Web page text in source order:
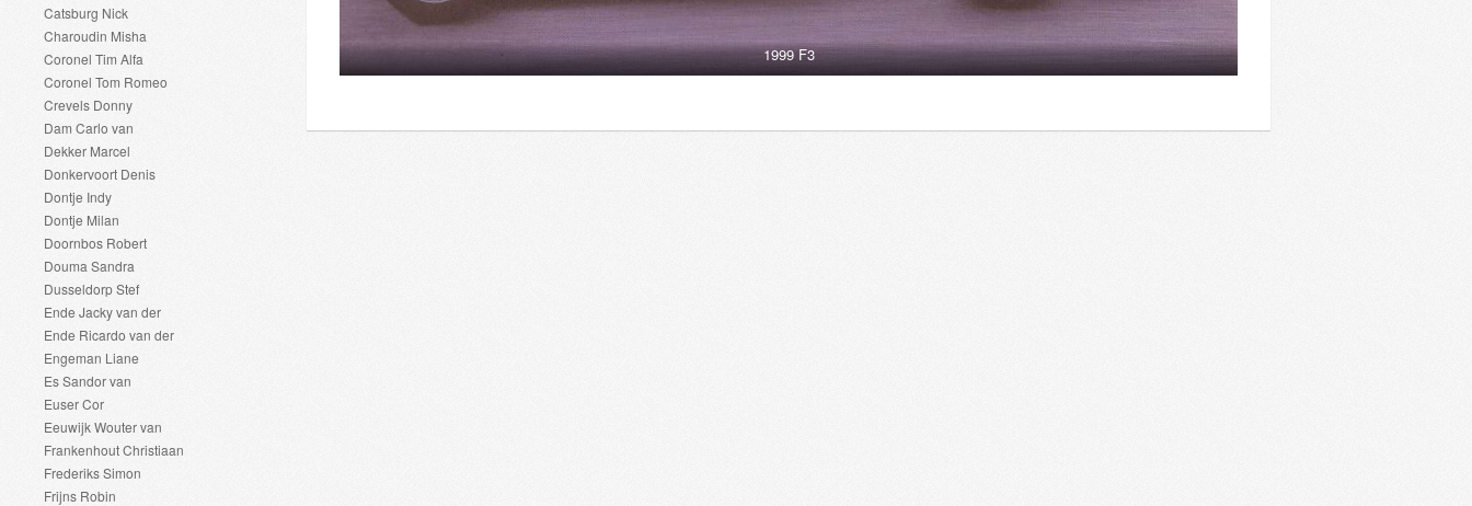
Catsburg Nick
Charoudin Misha
Coronel Tim Alfa
Coronel Tom Romeo
Crevels Donny
Dam Carlo van
Dekker Marcel
Donkervoort Denis
Dontje Indy
Dontje Milan
Doornbos Robert
Douma Sandra
Dusseldorp Stef
Ende Jacky van der
Ende Ricardo van der
Engeman Liane
Es Sandor van
Euser Cor
Eeuwijk Wouter van
Frankenhout Christiaan
Frederiks Simon
Frijns Robin
1999 F3